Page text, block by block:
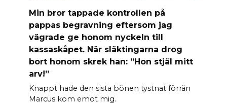
Min bror tappade kontrollen på
pappas begravning eftersom jag
vägrade ge honom nyckeln till
kassaskåpet. När släktingarna drog
bort honom skrek han: ”Hon stjäl mitt
arv!”
Knappt hade den sista bönen tystnat förrän
Marcus kom emot mig.